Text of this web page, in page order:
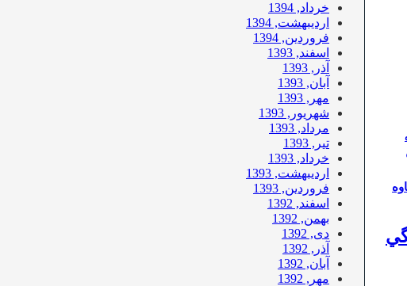
خرداد, 1394
اردیبهشت, 1394
فروردین, 1394
اسفند, 1393
آذر, 1393
آبان, 1393
مهر, 1393
شهریور, 1393
مرداد, 1393
تیر, 1393
خرداد, 1393
اردیبهشت, 1393
فروردین, 1393
اسفند, 1392
بهمن, 1392
دی, 1392
آذر, 1392
آبان, 1392
مهر, 1392